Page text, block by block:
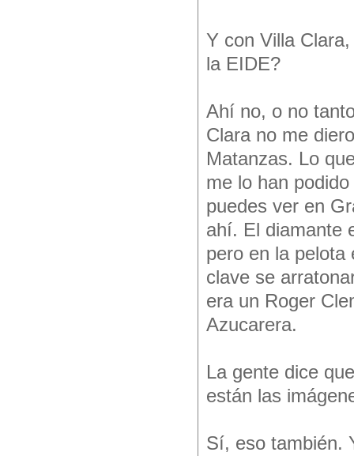
Y con Villa
la EIDE?
Ahí no, o no
Clara no me
Matanzas. Lo
me lo han
puedes ver en
ahí. El diamante
pero en la pelota
clave se
era un Roger
Azucarera.
La gente dice
están las
Sí, eso también.